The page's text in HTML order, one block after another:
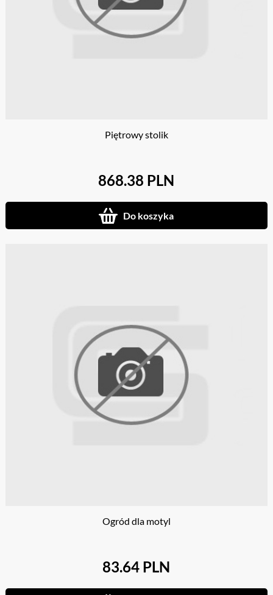
Piętrowy stolik
868.38 PLN
Do koszyka
Ogród dla motyl
83.64 PLN